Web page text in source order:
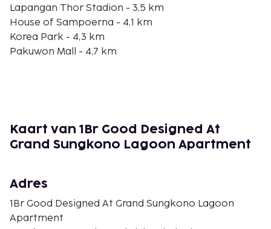
Lapangan Thor Stadion - 3,5 km
House of Sampoerna - 4,1 km
Korea Park - 4,3 km
Pakuwon Mall - 4,7 km
Koninklijk Plein van Surabaya - 6 km
Dyandra Convention Center Surabaya - 6,7 km
BG Junction - 7,2 km
De voornaamste luchthaven voor dit appartement
is Surabaya (SUB-Juanda) - 19,7 km
Bij dit rookvrije appartement profiteer je van een
Kaart van 1Br Good Designed At
Grand Sungkono Lagoon Apartment
Adres
1Br Good Designed At Grand Sungkono Lagoon
Apartment